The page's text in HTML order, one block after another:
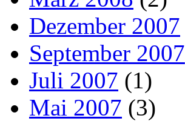
Dezember 2007
September 2007
Juli 2007 (1)
Mai 2007 (3)